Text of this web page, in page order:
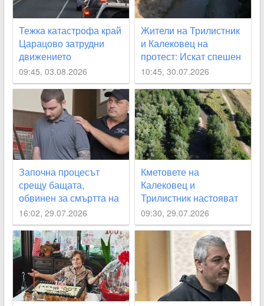
Тежка катастрофа край
Царацово затрудни
движението
09:45, 03.08.2026
Жители на Трилистник
и Калековец на
протест: Искат спешен
ремонт на дигите по
река Стряма
10:45, 30.07.2026
Започна процесът
срещу бащата,
обвинен за смъртта на
2-месечното си бебе
16:02, 29.07.2026
Кметовете на
Калековец и
Трилистник настояват
за спешно почистване
на река Стряма
09:30, 29.07.2026